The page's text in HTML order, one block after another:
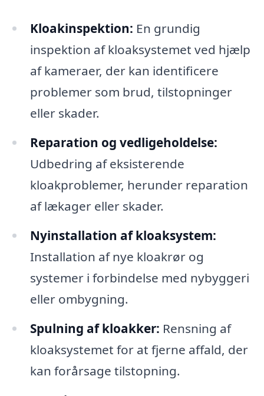
Kloakinspektion: En grundig
inspektion af kloaksystemet ved hjælp
af kameraer, der kan identificere
problemer som brud, tilstopninger
eller skader.
Reparation og vedligeholdelse:
Udbedring af eksisterende
kloakproblemer, herunder reparation
af lækager eller skader.
Nyinstallation af kloaksystem:
Installation af nye kloakrør og
systemer i forbindelse med nybyggeri
eller ombygning.
Spulning af kloakker: Rensning af
kloaksystemet for at fjerne affald, der
kan forårsage tilstopning.